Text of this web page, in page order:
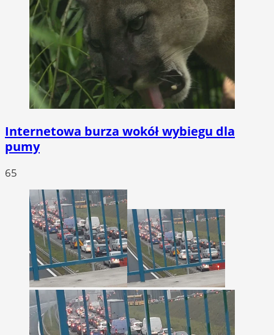
Internetowa burza wokół wybiegu dla
pumy
65